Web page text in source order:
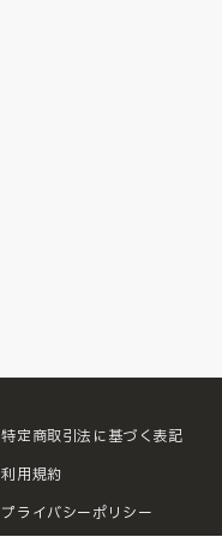
特定商取引法に基づく表記
利用規約
プライバシーポリシー